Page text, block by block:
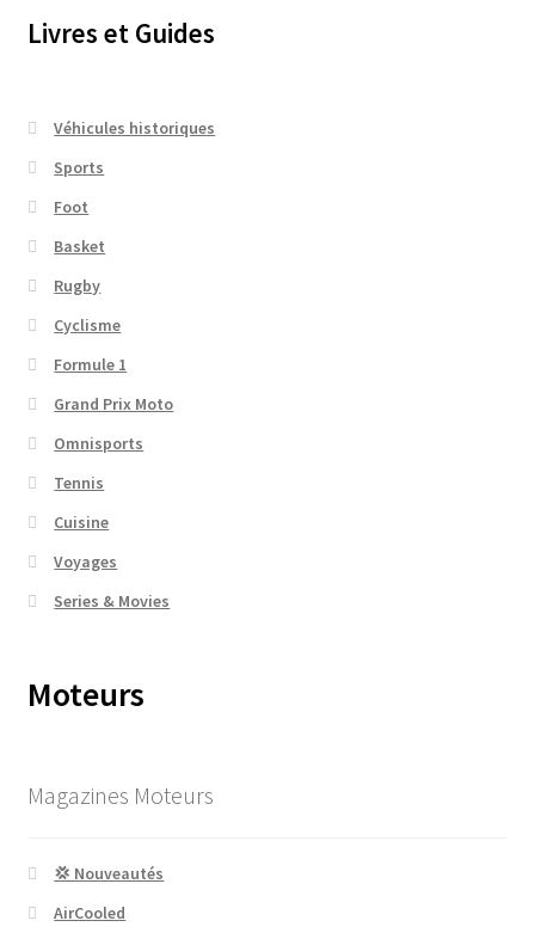
Livres et Guides
Véhicules historiques
Sports
Foot
Basket
Rugby
Cyclisme
Formule 1
Grand Prix Moto
Omnisports
Tennis
Cuisine
Voyages
Series & Movies
Moteurs
Magazines Moteurs
💢 Nouveautés
AirCooled